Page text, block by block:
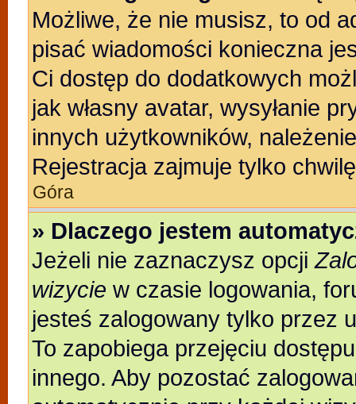
Możliwe, że nie musisz, to od
pisać wiadomości konieczna
Ci dostęp do dodatkowych
jak własny avatar, wysyłanie
innych użytkowników,
Rejestracja zajmuje tylko
Góra
» Dlaczego jestem
Jeżeli nie zaznaczysz opcji
wizycie w czasie logowania,
jesteś zalogowany tylko przez
To zapobiega przejęciu
innego. Aby pozostać